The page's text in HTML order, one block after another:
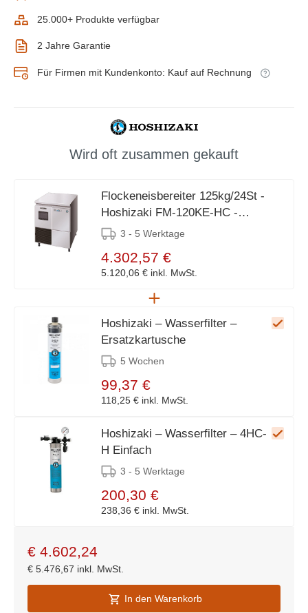
25.000+ Produkte verfügbar
2 Jahre Garantie
Für Firmen mit Kundenkonto: Kauf auf Rechnung
Wird oft zusammen gekauft
Flockeneisbereiter 125kg/24St -
Hoshizaki FM-120KE-HC -
Luftkühlung - Speicher 26kg
3 - 5 Werktage
4.302,57 €
5.120,06 € inkl. MwSt.
Hoshizaki – Wasserfilter –
Ersatzkartusche
5 Wochen
99,37 €
118,25 € inkl. MwSt.
Hoshizaki – Wasserfilter – 4HC-
H Einfach
3 - 5 Werktage
200,30 €
238,36 € inkl. MwSt.
€ 4.602,24
€ 5.476,67 inkl. MwSt.
In den Warenkorb